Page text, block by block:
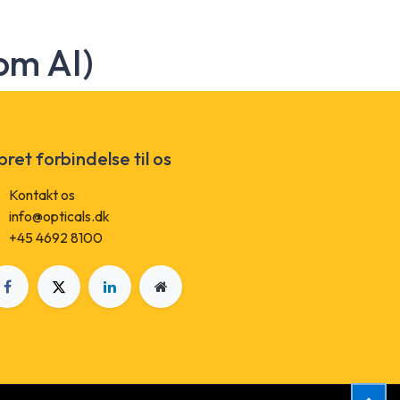
AI)
forbindelse til os
Kontakt os
info@opticals.dk
+45 4692 8100